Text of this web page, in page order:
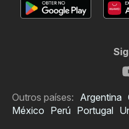
Outros países: Argentina
México Perú Portugal